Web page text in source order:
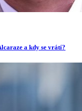
a kdy se vrátí?